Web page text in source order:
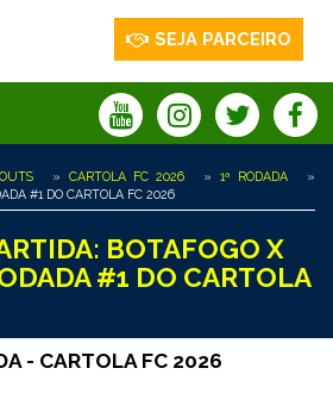
SEJA PARCEIRO
» CARTOLA FC 2026 » 1ª RODADA
»
#1 DO CARTOLA FC 2026
BOTAFOGO X
#1 DO CARTOLA
- CARTOLA FC 2026